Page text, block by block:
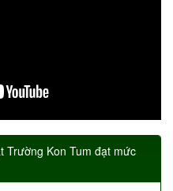
Trường Kon Tum đạt mức